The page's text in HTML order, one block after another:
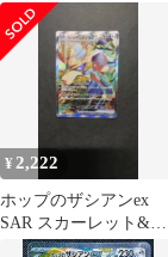
94
¥2,222
ホップのザシアンex
SAR スカーレット&バ
イオレット 拡張パック